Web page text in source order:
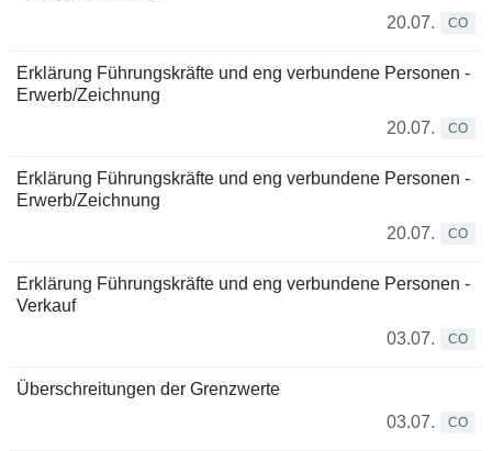
20.07.
CO
Erklärung Führungskräfte und eng verbundene Personen -
Erwerb/Zeichnung
20.07.
CO
Erklärung Führungskräfte und eng verbundene Personen -
Erwerb/Zeichnung
20.07.
CO
Erklärung Führungskräfte und eng verbundene Personen -
Verkauf
03.07.
CO
Überschreitungen der Grenzwerte
03.07.
CO